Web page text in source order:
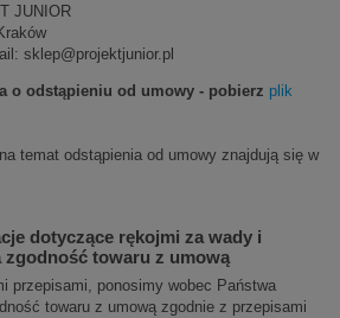
JUNIOR
sklep@projektjunior.pl
o odstąpieniu od umowy - pobierz plik
temat odstąpienia od umowy znajdują się w
dotyczące rękojmi za wady i
towaru z umową
przepisami, ponosimy wobec Państwa
towaru z umową zgodnie z przepisami